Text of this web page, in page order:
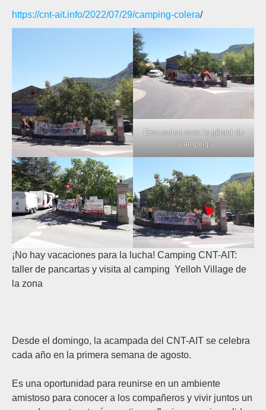
https://cnt-ait.info/2022/07/29/camping-colera/
Discussion avec le gérant du
camping
¡No hay vacaciones para la lucha! Camping CNT-AIT:
taller de pancartas y visita al camping Yelloh Village de
la zona
Desde el domingo, la acampada del CNT-AIT se celebra
cada año en la primera semana de agosto.
Es una oportunidad para reunirse en un ambiente
amistoso para conocer a los compañeros y vivir juntos un